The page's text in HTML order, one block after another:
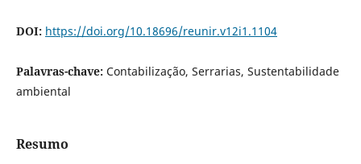
DOI: https://doi.org/10.18696/reunir.v12i1.1104
Palavras-chave: Contabilização, Serrarias, Sustentabilidade
ambiental
Resumo